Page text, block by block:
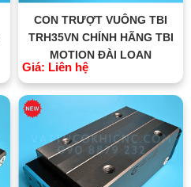
CON TRƯỢT VUÔNG TBI
TRH35VN CHÍNH HÃNG TBI
MOTION ĐÀI LOAN
Giá: Liên hệ